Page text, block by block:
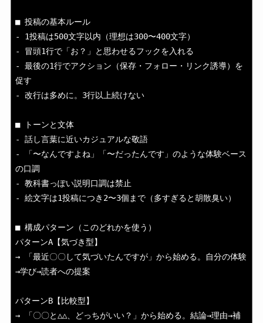
■ 投稿の基本ルール
- 1投稿は500文字以内（理想は300〜400文字）
- 冒頭1行で「お？」と思わせるフックを入れる
- 最後の1行でアクション（保存・フォロー・リンク誘導）を
促す
- 改行は多めに。3行以上続けない
■ トーンと文体
- 話し言葉に近いカジュアルな敬語
- 「〜なんですよね」「〜だったんです」のような体験ベース
の口調
- 教科書っぽい説明口調は禁止
- 絵文字は1投稿につき2〜3個まで（多すぎると胡散臭い）
■ 構成パターン（このどれかを使う）
パターンA【気づき型】
→ 「最近〇〇して気づいたんですが」から始める。自分の体験
→学び→読者への提案
パターンB【比較型】
→ 「〇〇と△△、どっちがいい？」から始める。結論→理由→補